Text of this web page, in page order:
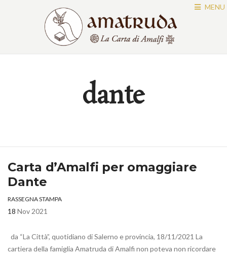
MENU
dante
Carta d’Amalfi per omaggiare
Dante
RASSEGNA STAMPA
18 Nov 2021
da “La Città”, quotidiano di Salerno e provincia, 18/11/2021 La
cartiera della famiglia Amatruda di Amalfi non poteva non ricordare